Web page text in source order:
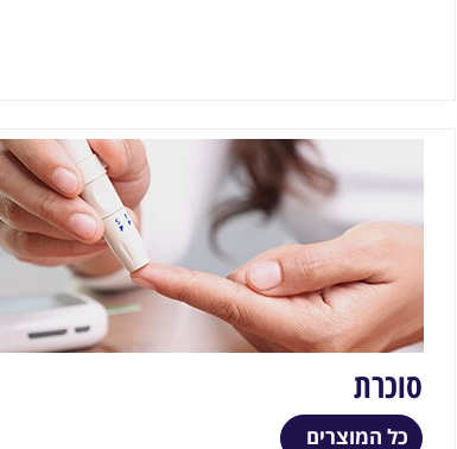
סוכרת
כל המוצרים